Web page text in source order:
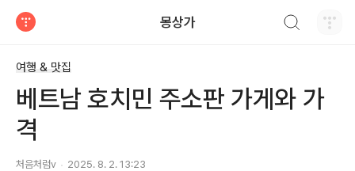
몽상가
여행 & 맛집
베트남 호치민 주소판 가게와 가
격
처음처럼v 2025. 8. 2. 13:23